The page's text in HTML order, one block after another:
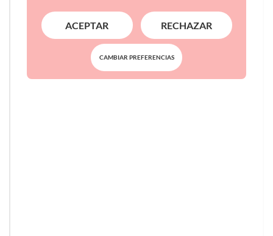
ACEPTAR RECHAZAR
CAMBIAR PREFERENCIAS